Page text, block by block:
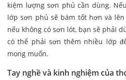
kiệm lượng sơn phủ cần dùng.
lớp sơn phủ sẽ bám tốt hơn và
nếu không có sơn lót, bạn sẽ phải
có thể phải sơn thêm nhiều lớp
mong muốn.
Tay nghề và kinh nghiệm của